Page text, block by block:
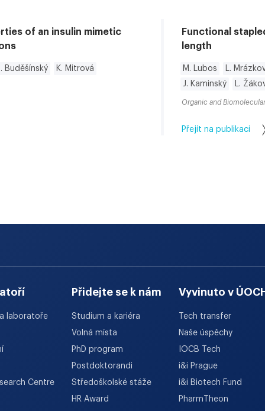
of an insulin mimetic
Buděšínský
K. Mitrová
Functional
length
M. Lubos L.
J. Kaminský
L.
Organic and
Přejít na publikaci
laboratoře
Centre
Přidejte se k nám
Studium a kariéra
Volná místa
PhD program
Postdoktorandi
Středoškolské stáže
HR Award
Vyvinuto v
Tech transfer
Naše úspěchy
IOCB Tech
i&i Prague
i&i Biotech Fund
PharmTheon